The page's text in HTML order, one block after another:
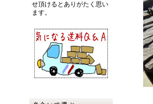
せ頂けるとありがたく思い
ます。